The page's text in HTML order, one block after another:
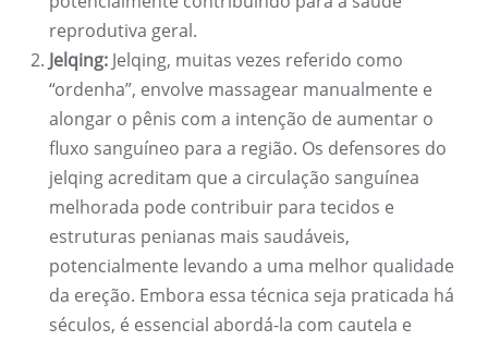
reprodutiva geral.
Jelqing: Jelqing, muitas vezes referido como
“ordenha”, envolve massagear manualmente e
alongar o pênis com a intenção de aumentar o
fluxo sanguíneo para a região. Os defensores do
jelqing acreditam que a circulação sanguínea
melhorada pode contribuir para tecidos e
estruturas penianas mais saudáveis,
potencialmente levando a uma melhor qualidade
da ereção. Embora essa técnica seja praticada há
séculos, é essencial abordá-la com cautela e